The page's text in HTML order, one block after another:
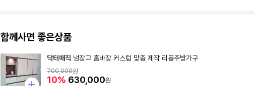
함께사면 좋은상품
닥터매직 냉장고 홈바장 커스텀 맞춤 제작 리폼주방가구
700,000원
10% 630,000원